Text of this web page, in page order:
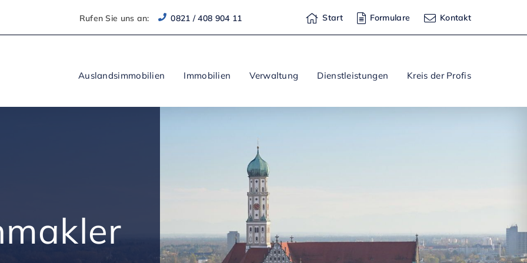
Rufen Sie uns an: 0821 / 408 904 11 Start Formulare Kontakt
Auslandsimmobilien Immobilien Verwaltung Dienstleistungen Kreis der Profis